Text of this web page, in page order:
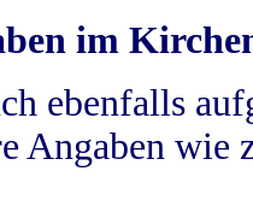
im
ebenfalls
Angaben wie